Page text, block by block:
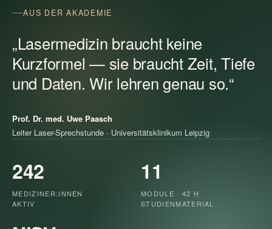
AUS DER AKADEMIE
„Lasermedizin braucht keine
Kurzformel — sie braucht Zeit, Tiefe
und Daten. Wir lehren genau so.“
Prof. Dr. med. Uwe Paasch
Leiter Laser-Sprechstunde · Universitätsklinikum Leipzig
242
MEDIZINER:INNEN
AKTIV
11
MODULE · 42 H
STUDIENMATERIAL